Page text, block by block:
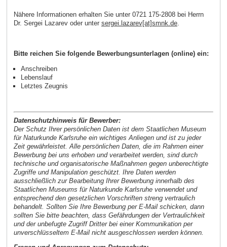
Nähere Informationen erhalten Sie unter 0721 175-2808 bei Herrn
Dr. Sergei Lazarev oder unter sergei.lazarev[at]smnk.de.
Bitte reichen Sie folgende Bewerbungsunterlagen (online) ein:
Anschreiben
Lebenslauf
Letztes Zeugnis
Datenschutzhinweis für Bewerber:
Der Schutz Ihrer persönlichen Daten ist dem Staatlichen Museum
für Naturkunde Karlsruhe ein wichtiges Anliegen und ist zu jeder
Zeit gewährleistet. Alle persönlichen Daten, die im Rahmen einer
Bewerbung bei uns erhoben und verarbeitet werden, sind durch
technische und organisatorische Maßnahmen gegen unberechtigte
Zugriffe und Manipulation geschützt. Ihre Daten werden
ausschließlich zur Bearbeitung Ihrer Bewerbung innerhalb des
Staatlichen Museums für Naturkunde Karlsruhe verwendet und
entsprechend den gesetzlichen Vorschriften streng vertraulich
behandelt. Sollten Sie Ihre Bewerbung per E-Mail schicken, dann
sollten Sie bitte beachten, dass Gefährdungen der Vertraulichkeit
und der unbefugte Zugriff Dritter bei einer Kommunikation per
unverschlüsseltem E-Mail nicht ausgeschlossen werden können.